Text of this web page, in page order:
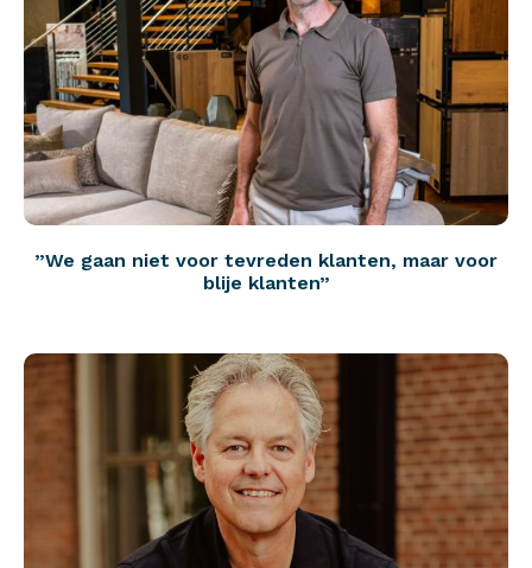
”We gaan niet voor tevreden klanten, maar voor
blije klanten”